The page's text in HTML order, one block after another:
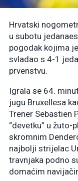
Hrvatski
u subotu
pogodak kojima
svladao s 4-1
prvenstvu.
Igrala se 64.
jugu Bruxellesa
Trener Sebastien
“devetku” u
skromnim
najbolji strijelac
travnjaka podno
domaćim